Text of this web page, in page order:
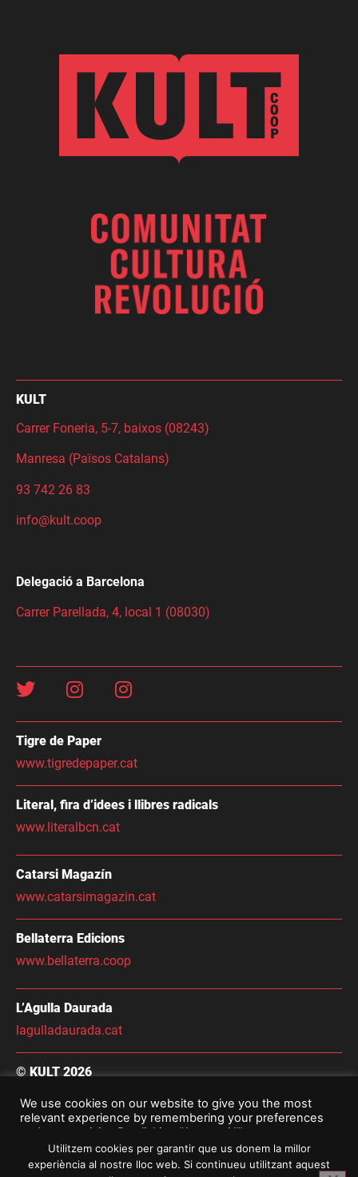
KULT
Carrer Foneria, 5-7, baixos (08243)
Manresa (Països Catalans)
93 742 26 83
info@kult.coop
Delegació a Barcelona
Carrer Parellada, 4, local 1 (08030)
Tigre de Paper
www.tigredepaper.cat
Literal, fira d’idees i llibres radicals
www.literalbcn.cat
Catarsi Magazín
www.catarsimagazin.cat
Bellaterra Edicions
www.bellaterra.coop
L’Agulla Daurada
lagulladaurada.cat
© KULT 2026
Condicions Generals de Contractació
Avís Legal i Política De Privacitat
We use cookies on our website to give you the most
relevant experience by remembering your preferences
and repeat visits. By clicking “Accept All”, you consent to
the use of ALL the cookies. However, you may visit
"Cookie Settings" to provide a controlled consent.
Utilitzem cookies per garantir que us donem la millor
experiència al nostre lloc web. Si continueu utilitzant aquest